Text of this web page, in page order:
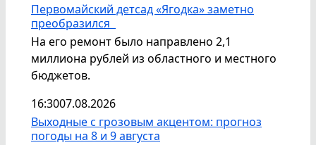
Первомайский детсад «Ягодка» заметно
преобразился
На его ремонт было направлено 2,1
миллиона рублей из областного и местного
бюджетов.
16:3007.08.2026
Выходные с грозовым акцентом: прогноз
погоды на 8 и 9 августа